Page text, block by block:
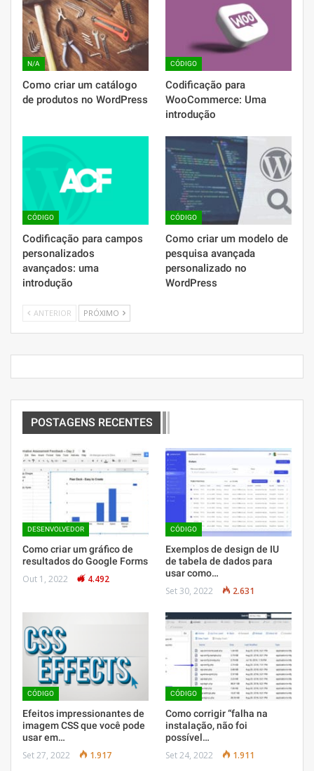
N/A
Como criar um catálogo
de produtos no WordPress
CÓDIGO
Codificação para
WooCommerce: Uma
introdução
CÓDIGO
Codificação para campos
personalizados
avançados: uma
introdução
CÓDIGO
Como criar um modelo de
pesquisa avançada
personalizado no
WordPress
ANTERIOR PRÓXIMO
POSTAGENS RECENTES
DESENVOLVEDOR
Como criar um gráfico de
resultados do Google Forms
Out 1, 2022 4.492
CÓDIGO
Exemplos de design de IU
de tabela de dados para
usar como…
Set 30, 2022 2.631
CÓDIGO
Efeitos impressionantes de
imagem CSS que você pode
usar em…
Set 27, 2022 1.917
CÓDIGO
Como corrigir “falha na
instalação, não foi
possível…
Set 24, 2022 1.911